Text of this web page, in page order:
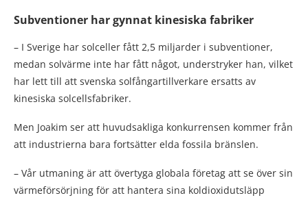
Subventioner har gynnat kinesiska fabriker
– I Sverige har solceller fått 2,5 miljarder i subventioner,
medan solvärme inte har fått något, understryker han, vilket
har lett till att svenska solfångartillverkare ersatts av
kinesiska solcellsfabriker.
Men Joakim ser att huvudsakliga konkurrensen kommer från
att industrierna bara fortsätter elda fossila bränslen.
– Vår utmaning är att övertyga globala företag att se över sin
värmeförsörjning för att hantera sina koldioxidutsläpp